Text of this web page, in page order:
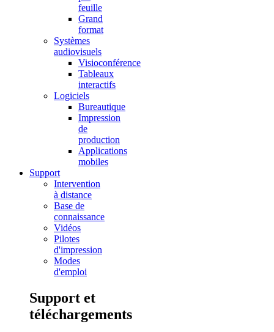
feuille
Grand
format
Systèmes
audiovisuels
Visioconférence
Tableaux
interactifs
Logiciels
Bureautique
Impression
de
production
Applications
mobiles
Support
Intervention
à distance
Base de
connaissance
Vidéos
Pilotes
d'impression
Modes
d'emploi
Support et
téléchargements